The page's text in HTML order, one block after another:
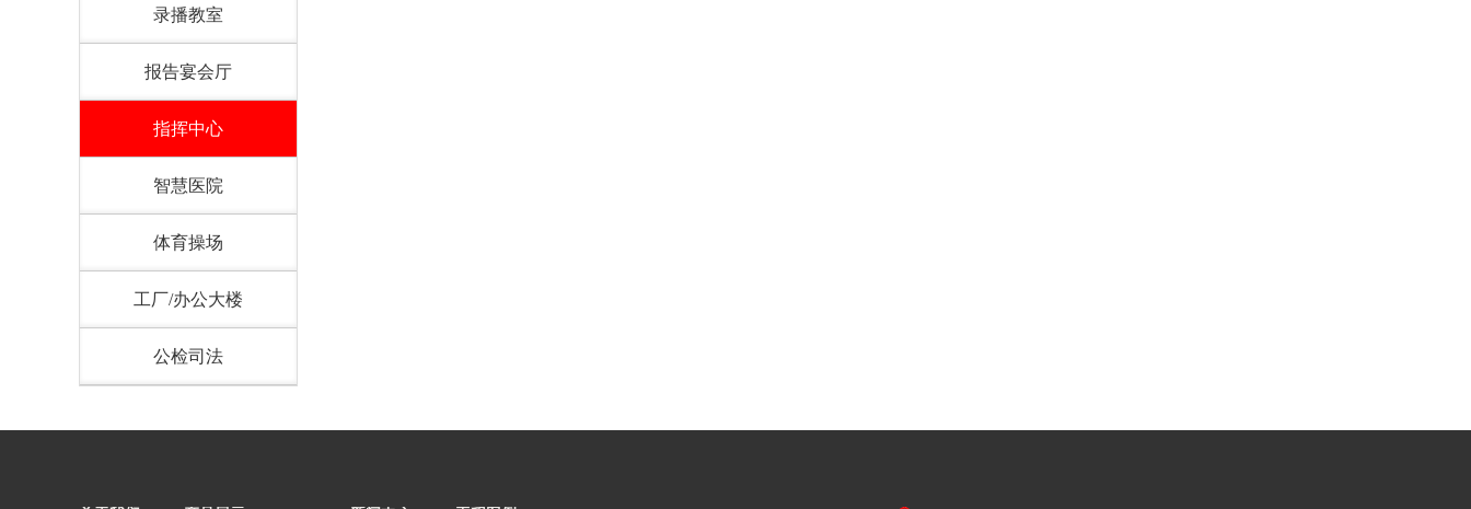
录播教室
报告宴会厅
指挥中心
智慧医院
体育操场
工厂/办公大楼
公检司法